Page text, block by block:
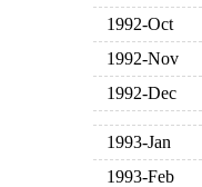
1992-Oct
1992-Nov
1992-Dec
1993-Jan
1993-Feb